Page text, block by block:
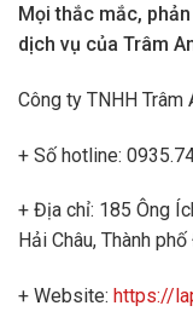
Mọi thắc mắc,
dịch vụ của Trâm
Công ty TNHH Trâm
+ Số hotline:
+ Địa chỉ: 185 Ông
Hải Châu, Thành
+ Website: https://